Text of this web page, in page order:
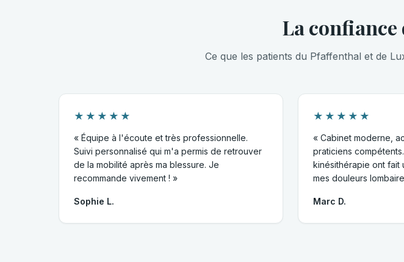
La confiance
Ce que les patients du Pfaffenthal et de
★★★★★
« Équipe à l'écoute et très professionnelle.
Suivi personnalisé qui m'a permis de retrouver
de la mobilité après ma blessure. Je
recommande vivement ! »
Sophie L.
★★★★★
« Cabinet moderne,
praticiens
kinésithérapie ont fait
mes douleurs
Marc D.